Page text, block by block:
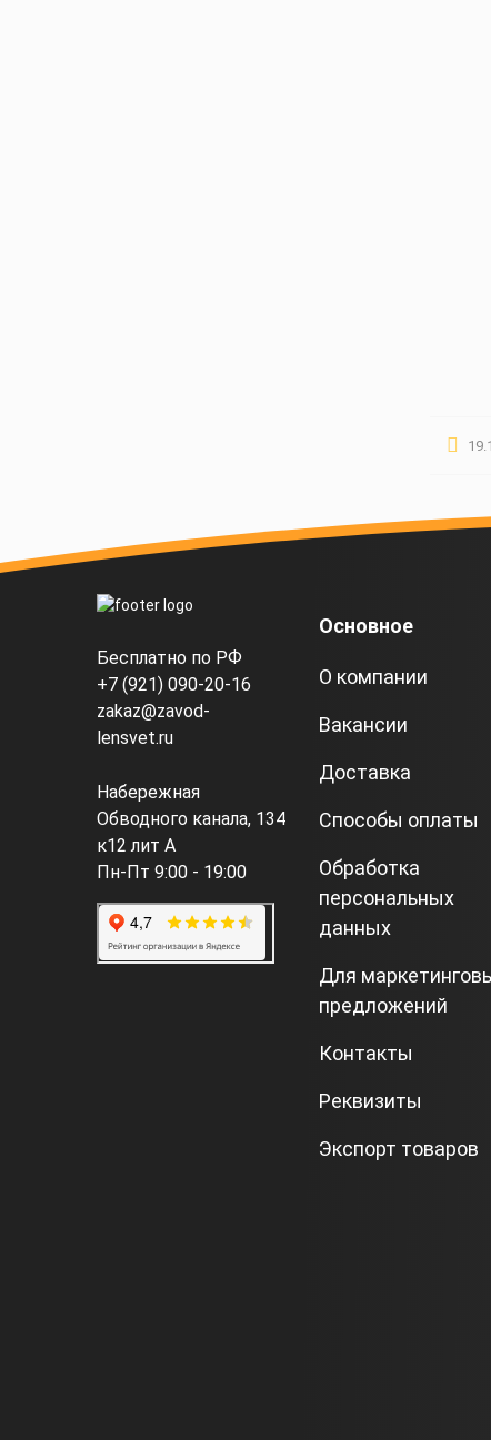
Бесплатно по РФ
+7 (921) 090-20-16
zakaz@zavod-
lensvet.ru
Набережная
Обводного канала, 134
к12 лит А
Пн-Пт 9:00 - 19:00
Основное
О компании
Вакансии
Доставка
Способы оплаты
Обработка
персональных
данных
Для
предложений
Контакты
Реквизиты
Экспорт товаров